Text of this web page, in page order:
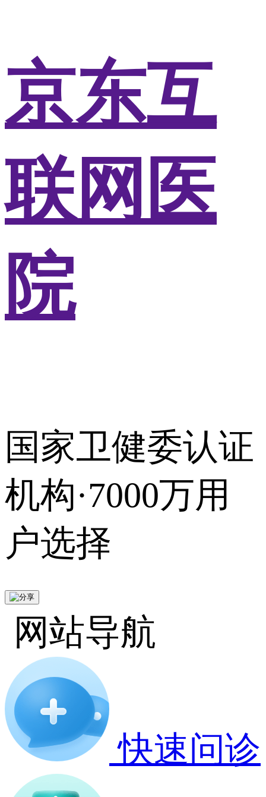
京东互
联网医
院
国家卫健委认证
机构·7000万用
户选择
网站导航
快速问诊